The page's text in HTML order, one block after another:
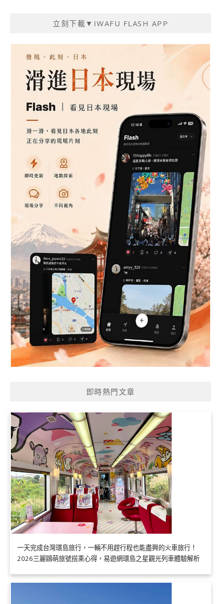
立刻下載▼IWAFU FLASH APP
即時熱門文章
一天完成台灣環島旅行，一輛不用趕行程也能盡興的火車旅行！
2026三麗鷗萌旅號搭乘心得，易遊網環島之星觀光列車體驗解析